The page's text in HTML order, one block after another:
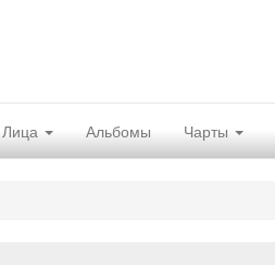
Лица Альбомы Чарты